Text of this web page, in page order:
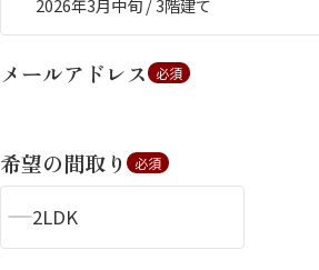
2026年3月中旬 / 3階建て
メールアドレス 必須
希望の間取り 必須
2LDK